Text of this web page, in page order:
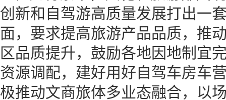
创新和自驾游高质量发展打出一
面，要求提高旅游产品品质，推
区品质提升，鼓励各地因地制宜
资源调配，建好用好自驾车房车
极推动文商旅体多业态融合，以